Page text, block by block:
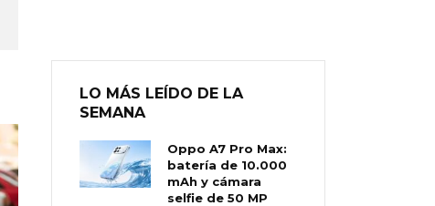
LO MÁS LEÍDO DE LA
SEMANA
Oppo A7 Pro Max:
batería de 10.000
mAh y cámara
selfie de 50 MP